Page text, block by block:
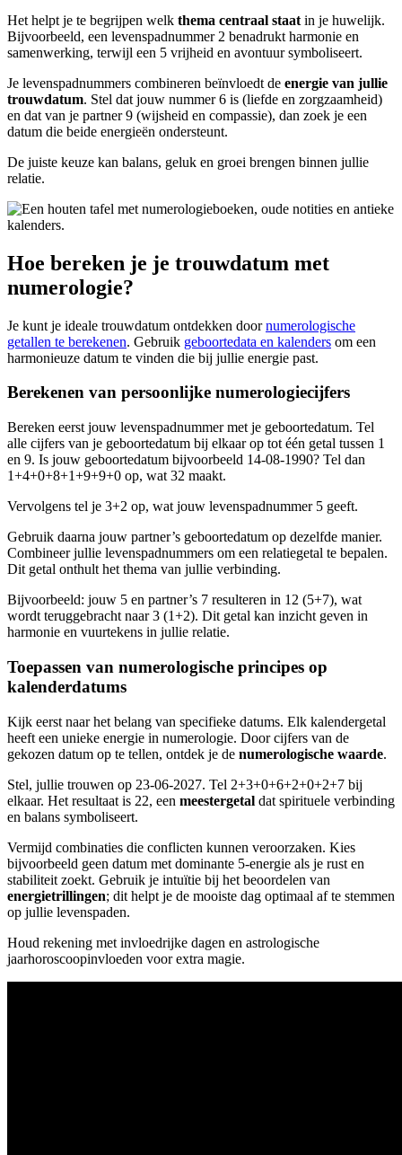
Het helpt je te begrijpen welk thema centraal staat in je huwelijk.
Bijvoorbeeld, een levenspadnummer 2 benadrukt harmonie en
samenwerking, terwijl een 5 vrijheid en avontuur symboliseert.
Je levenspadnummers combineren beïnvloedt de energie van jullie
trouwdatum. Stel dat jouw nummer 6 is (liefde en zorgzaamheid)
en dat van je partner 9 (wijsheid en compassie), dan zoek je een
datum die beide energieën ondersteunt.
De juiste keuze kan balans, geluk en groei brengen binnen jullie
relatie.
Hoe bereken je je trouwdatum met
numerologie?
Je kunt je ideale trouwdatum ontdekken doornumerologische
getallen te berekenen. Gebruik geboortedata en kalenders om een
harmonieuze datum te vinden die bij jullie energie past.
Berekenen van persoonlijke numerologiecijfers
Bereken eerst jouw levenspadnummer met je geboortedatum. Tel
alle cijfers van je geboortedatum bij elkaar op tot één getal tussen 1
en 9. Is jouw geboortedatum bijvoorbeeld 14-08-1990? Tel dan
1+4+0+8+1+9+9+0 op, wat 32 maakt.
Vervolgens tel je 3+2 op, wat jouw levenspadnummer 5 geeft.
Gebruik daarna jouw partner’s geboortedatum op dezelfde manier.
Combineer jullie levenspadnummers om een relatiegetal te bepalen.
Dit getal onthult het thema van jullie verbinding.
Bijvoorbeeld: jouw 5 en partner’s 7 resulteren in 12 (5+7), wat
wordt teruggebracht naar 3 (1+2). Dit getal kan inzicht geven in
harmonie en vuurtekens in jullie relatie.
Toepassen van numerologische principes op
kalenderdatums
Kijk eerst naar het belang van specifieke datums. Elk kalendergetal
heeft een unieke energie in numerologie. Door cijfers van de
gekozen datum op te tellen, ontdek je de numerologische waarde.
Stel, jullie trouwen op 23-06-2027. Tel 2+3+0+6+2+0+2+7 bij
elkaar. Het resultaat is 22, een meestergetal dat spirituele verbinding
en balans symboliseert.
Vermijd combinaties die conflicten kunnen veroorzaken. Kies
bijvoorbeeld geen datum met dominante 5-energie als je rust en
stabiliteit zoekt. Gebruik je intuïtie bij het beoordelen van
energietrillingen; dit helpt je de mooiste dag optimaal af te stemmen
op jullie levenspaden.
Houd rekening met invloedrijke dagen en astrologische
jaarhoroscoopinvloeden voor extra magie.